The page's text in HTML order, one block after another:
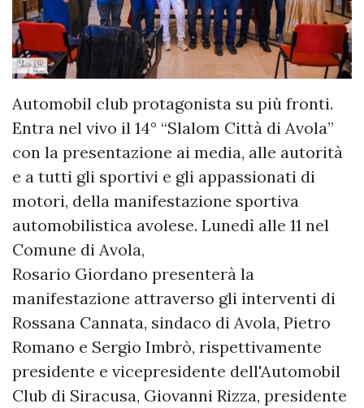
Automobil club protagonista su più fronti.
Entra nel vivo il 14° “Slalom Città di Avola”
con la presentazione ai media, alle autorità
e a tutti gli sportivi e gli appassionati di
motori, della manifestazione sportiva
automobilistica avolese. Lunedì alle 11 nel
Comune di Avola,
Rosario Giordano presenterà la
manifestazione attraverso gli interventi di
Rossana Cannata, sindaco di Avola, Pietro
Romano e Sergio Imbrò, rispettivamente
presidente e vicepresidente dell'Automobil
Club di Siracusa, Giovanni Rizza, presidente